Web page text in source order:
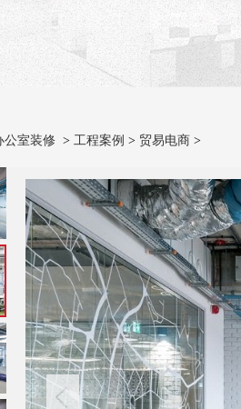
公室装修 > 工程案例 > 贸易电商 >